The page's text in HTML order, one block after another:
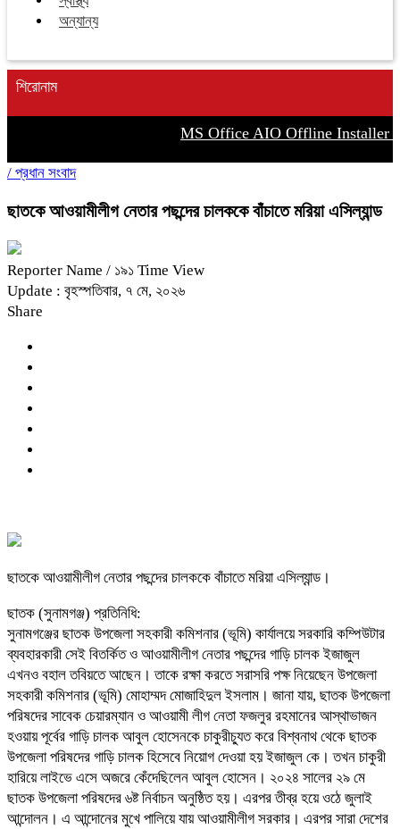
অন্যান্য
শিরোনাম
MS Office AIO Offline Installer
/ প্রধান সংবাদ
ছাতকে আওয়ামীলীগ নেতার পছন্দের চালককে বাঁচাতে মরিয়া এসিল্যান্ড
Reporter Name / ১৯১ Time View
Update : বৃহস্পতিবার, ৭ মে, ২০২৬
Share
ছাতকে আওয়ামীলীগ নেতার পছন্দের চালককে বাঁচাতে মরিয়া এসিল্যান্ড ।
ছাতক (সুনামগঞ্জ) প্রতিনিধি:
সুনামগঞ্জের ছাতক উপজেলা সহকারী কমিশনার (ভূমি) কার্যালয়ে সরকারি কম্পিউটার
ব্যবহারকারী সেই বিতর্কিত ও আওয়ামীলীগ নেতার পছন্দের গাড়ি চালক ইজাজুল
এখনও বহাল তবিয়তে আছেন। তাকে রক্ষা করতে সরাসরি পক্ষ নিয়েছেন উপজেলা
সহকারী কমিশনার (ভূমি) মোহাম্মদ মোজাহিদুল ইসলাম। জানা যায়, ছাতক উপজেলা
পরিষদের সাবেক চেয়ারম্যান ও আওয়ামী লীগ নেতা ফজলুর রহমানের আস্থাভাজন
হওয়ায় পূর্বের গাড়ি চালক আবুল হোসেনকে চাকুরীচ্যুত করে বিশ্বনাথ থেকে ছাতক
উপজেলা পরিষদের গাড়ি চালক হিসেবে নিয়োগ দেওয়া হয় ইজাজুল কে। তখন চাকুরী
হারিয়ে লাইভে এসে অজরে কেঁদেছিলেন আবুল হোসেন। ২০২৪ সালের ২৯ মে
ছাতক উপজেলা পরিষদের ৬ষ্ট নির্বাচন অনুষ্ঠিত হয়। এরপর তীব্র হয়ে ওঠে জুলাই
আন্দোলন। এ আন্দোনের মুখে পালিয়ে যায় আওয়ামীলীগ সরকার। এরপর সারা দেশের